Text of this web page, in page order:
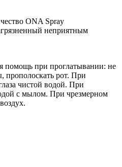
ONA Spray
неприятным
помощь при проглатывании: не
прополоскать рот. При
чистой водой. При
с мылом. При чрезмерном